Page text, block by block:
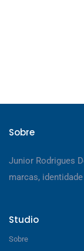
Sobre
Junior Rodrigues
marcas,
Studio
Sobre